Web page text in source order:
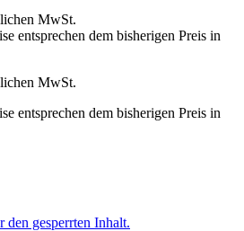
MwSt.
entsprechen dem bisherigen Preis in
MwSt.
entsprechen dem bisherigen Preis in
den gesperrten Inhalt.